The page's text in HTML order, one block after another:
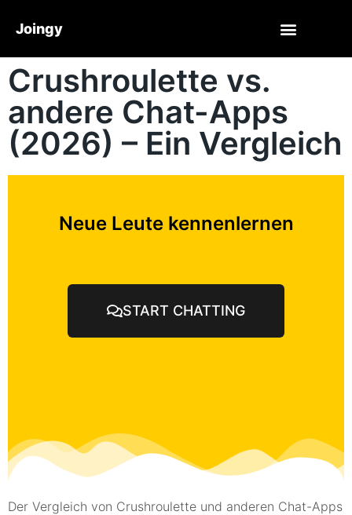
Joingy
Crushroulette vs.
andere Chat-Apps
(2026) – Ein Vergleich
Neue Leute kennenlernen
START CHATTING
Der Vergleich von Crushroulette und anderen Chat-Apps